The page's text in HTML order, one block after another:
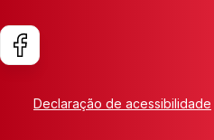
Declaração de acessibilidade